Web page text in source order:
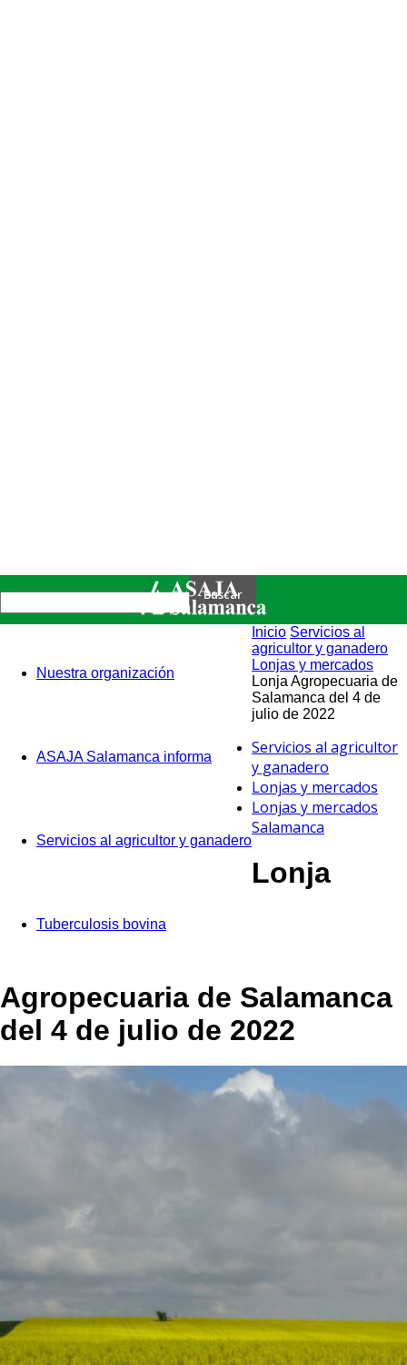
Nuestra organización
ASAJA Salamanca informa
Servicios al agricultor y ganadero
Tuberculosis bovina
Inicio Servicios al
agricultor y ganadero
Lonjas y mercados
Lonja Agropecuaria de
Salamanca del 4 de
julio de 2022
Servicios al agricultor
y ganadero
Lonjas y mercados
Lonjas y mercados
Salamanca
Lonja
Agropecuaria de Salamanca
del 4 de julio de 2022